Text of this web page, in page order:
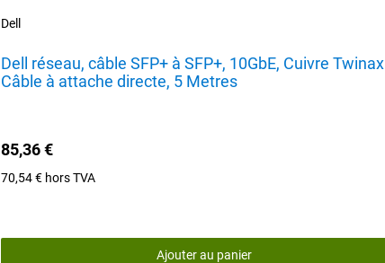
Dell
Dell réseau, câble SFP+ à SFP+, 10GbE, Cuivre Twinax
Câble à attache directe, 5 Metres
85,36 €
70,54 € hors TVA
Ajouter au panier